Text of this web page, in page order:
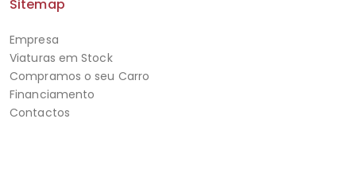
Sitemap
Empresa
Viaturas em Stock
Compramos o seu Carro
Financiamento
Contactos